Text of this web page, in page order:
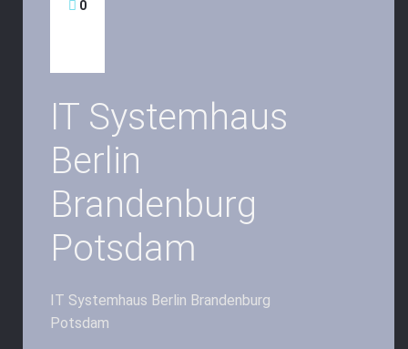
0
IT Systemhaus
Berlin
Brandenburg
Potsdam
IT Systemhaus Berlin Brandenburg
Potsdam